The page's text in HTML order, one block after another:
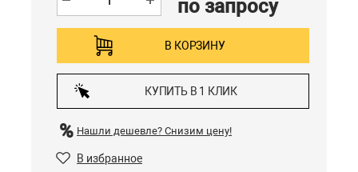
по запросу
В КОРЗИНУ
КУПИТЬ В 1 КЛИК
Нашли дешевле? Снизим цену!
В избранное